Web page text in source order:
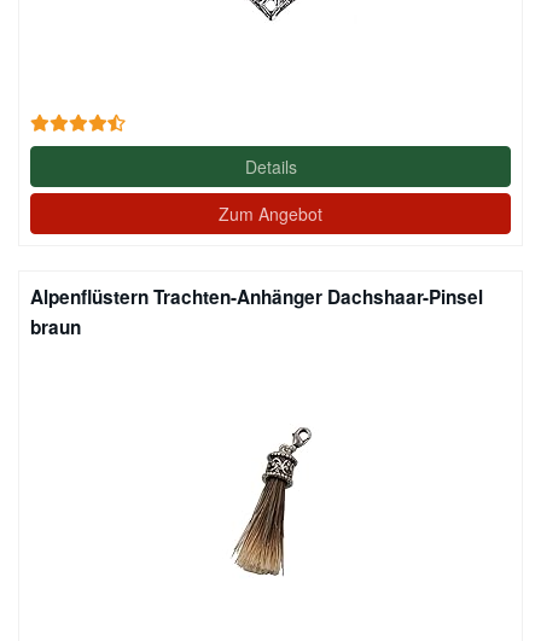
Details
Zum Angebot
Alpenflüstern Trachten-Anhänger Dachshaar-Pinsel
braun